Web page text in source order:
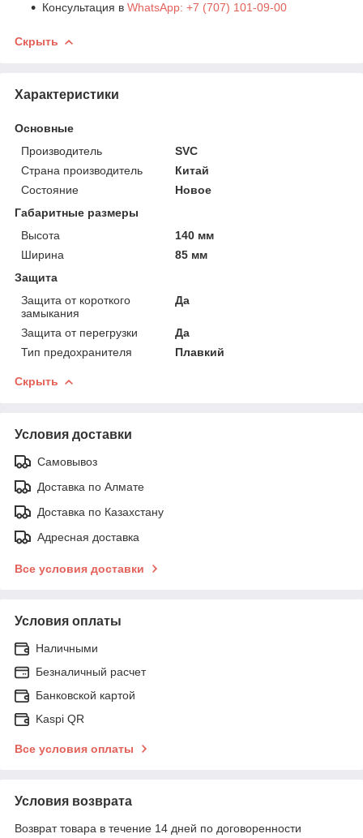
Консультация в WhatsApp: +7 (707) 101-09-00
Скрыть
Характеристики
Основные
Производитель
SVC
Страна производитель
Китай
Состояние
Новое
Габаритные размеры
Высота
140 мм
Ширина
85 мм
Защита
Защита от короткого
замыкания
Да
Защита от перегрузки
Да
Тип предохранителя
Плавкий
Скрыть
Условия доставки
Самовывоз
Доставка по Алмате
Доставка по Казахстану
Адресная доставка
Все условия доставки
Условия оплаты
Наличными
Безналичный расчет
Банковской картой
Kaspi QR
Все условия оплаты
Условия возврата
Возврат товара в течение 14 дней по договоренности